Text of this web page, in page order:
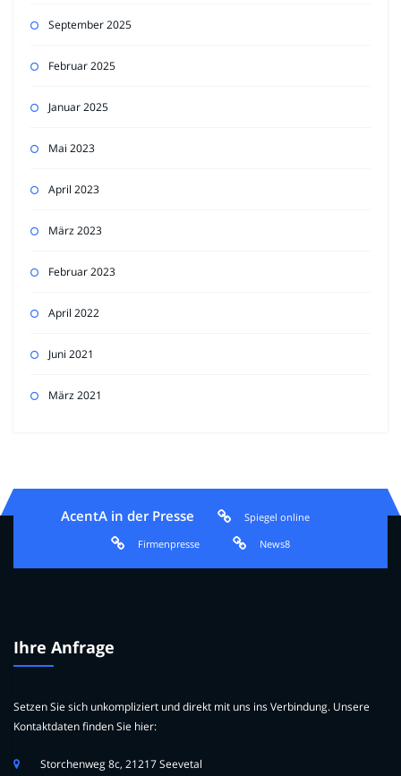
September 2025
Februar 2025
Januar 2025
Mai 2023
April 2023
März 2023
Februar 2023
April 2022
Juni 2021
März 2021
AcentA in der Presse Spiegel online
Firmenpresse News8
Ihre Anfrage
Setzen Sie sich unkompliziert und direkt mit uns ins Verbindung. Unsere
Kontaktdaten finden Sie hier:
Storchenweg 8c, 21217 Seevetal